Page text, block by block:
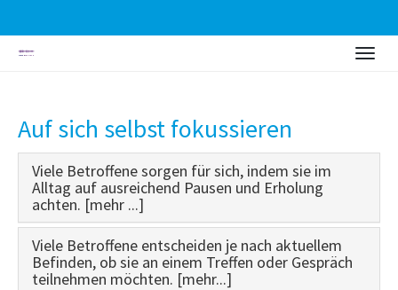
Zum
Auf sich selbst fokussieren
Viele Betroffene sorgen für sich, indem sie im
Alltag auf ausreichend Pausen und Erholung
achten. [mehr ...]
Viele Betroffene entscheiden je nach aktuellem
Befinden, ob sie an einem Treffen oder Gespräch
teilnehmen möchten. [mehr...]